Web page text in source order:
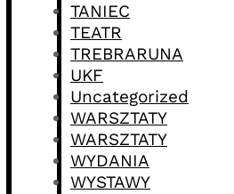
TANIEC
TEATR
TREBRARUNA
UKF
Uncategorized
WARSZTATY
WARSZTATY
WYDANIA
WYSTAWY